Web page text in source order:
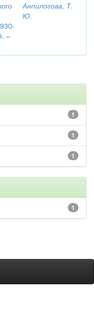
–
Анпилогова, Т.
Ю.
1
1
1
1